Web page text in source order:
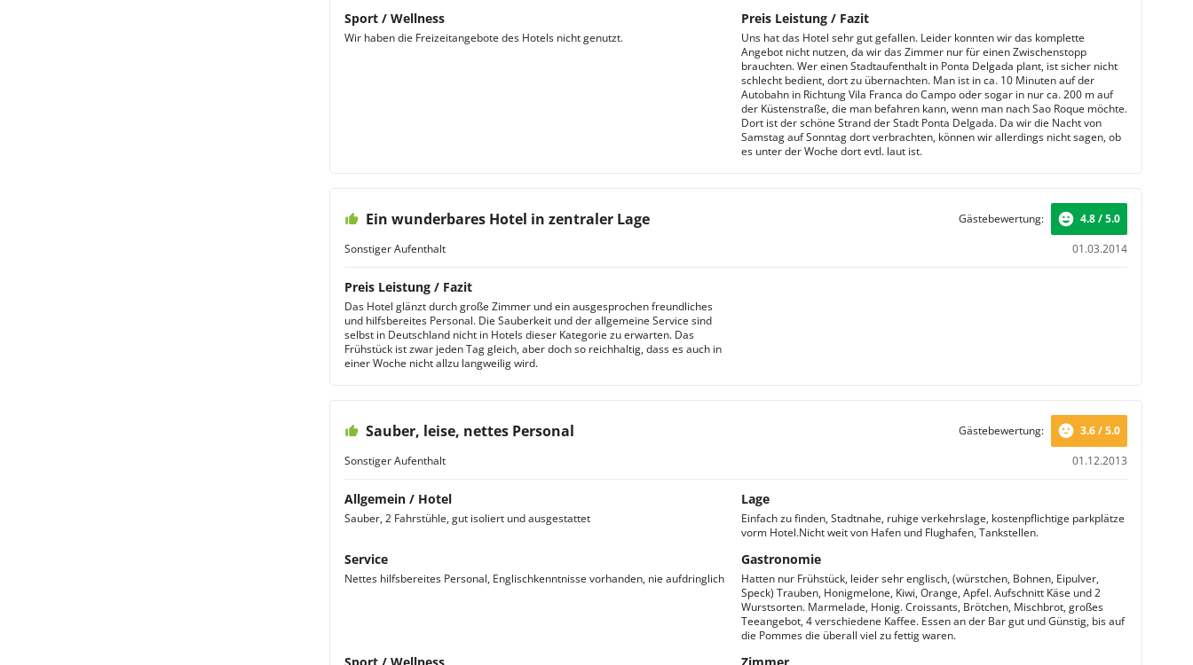
Sport / Wellness
Wir haben die Freizeitangebote des Hotels nicht genutzt.
Preis Leistung / Fazit
Uns hat das Hotel sehr gut gefallen. Leider konnten wir das komplette
Angebot nicht nutzen, da wir das Zimmer nur für einen Zwischenstopp
brauchten. Wer einen Stadtaufenthalt in Ponta Delgada plant, ist sicher nicht
schlecht bedient, dort zu übernachten. Man ist in ca. 10 Minuten auf der
Autobahn in Richtung Vila Franca do Campo oder sogar in nur ca. 200 m auf
der Küstenstraße, die man befahren kann, wenn man nach Sao Roque möchte.
Dort ist der schöne Strand der Stadt Ponta Delgada. Da wir die Nacht von
Samstag auf Sonntag dort verbrachten, können wir allerdings nicht sagen, ob
es unter der Woche dort evtl. laut ist.
Ein wunderbares Hotel in zentraler Lage
Sonstiger Aufenthalt 01.03.2014
Gästebewertung: 4.8 / 5.0
Preis Leistung / Fazit
Das Hotel glänzt durch große Zimmer und ein ausgesprochen freundliches
und hilfsbereites Personal. Die Sauberkeit und der allgemeine Service sind
selbst in Deutschland nicht in Hotels dieser Kategorie zu erwarten. Das
Frühstück ist zwar jeden Tag gleich, aber doch so reichhaltig, dass es auch in
einer Woche nicht allzu langweilig wird.
Sauber, leise, nettes Personal
Sonstiger Aufenthalt 01.12.2013
Gästebewertung: 3.6 / 5.0
Allgemein / Hotel
Sauber, 2 Fahrstühle, gut isoliert und ausgestattet
Lage
Einfach zu finden, Stadtnahe, ruhige verkehrslage, kostenpflichtige parkplätze
vorm Hotel.Nicht weit von Hafen und Flughafen, Tankstellen.
Service
Nettes hilfsbereites Personal, Englischkenntnisse vorhanden, nie aufdringlich
Gastronomie
Hatten nur Frühstück, leider sehr englisch, (würstchen, Bohnen, Eipulver,
Speck) Trauben, Honigmelone, Kiwi, Orange, Apfel. Aufschnitt Käse und 2
Wurstsorten. Marmelade, Honig. Croissants, Brötchen, Mischbrot, großes
Teeangebot, 4 verschiedene Kaffee. Essen an der Bar gut und Günstig, bis auf
die Pommes die überall viel zu fettig waren.